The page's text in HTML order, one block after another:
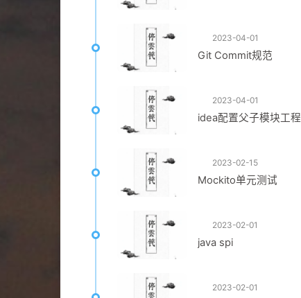
2023-04-01
Git Commit规范
2023-04-01
idea配置父子模块工程
2023-02-15
Mockito单元测试
2023-02-01
java spi
2023-02-01